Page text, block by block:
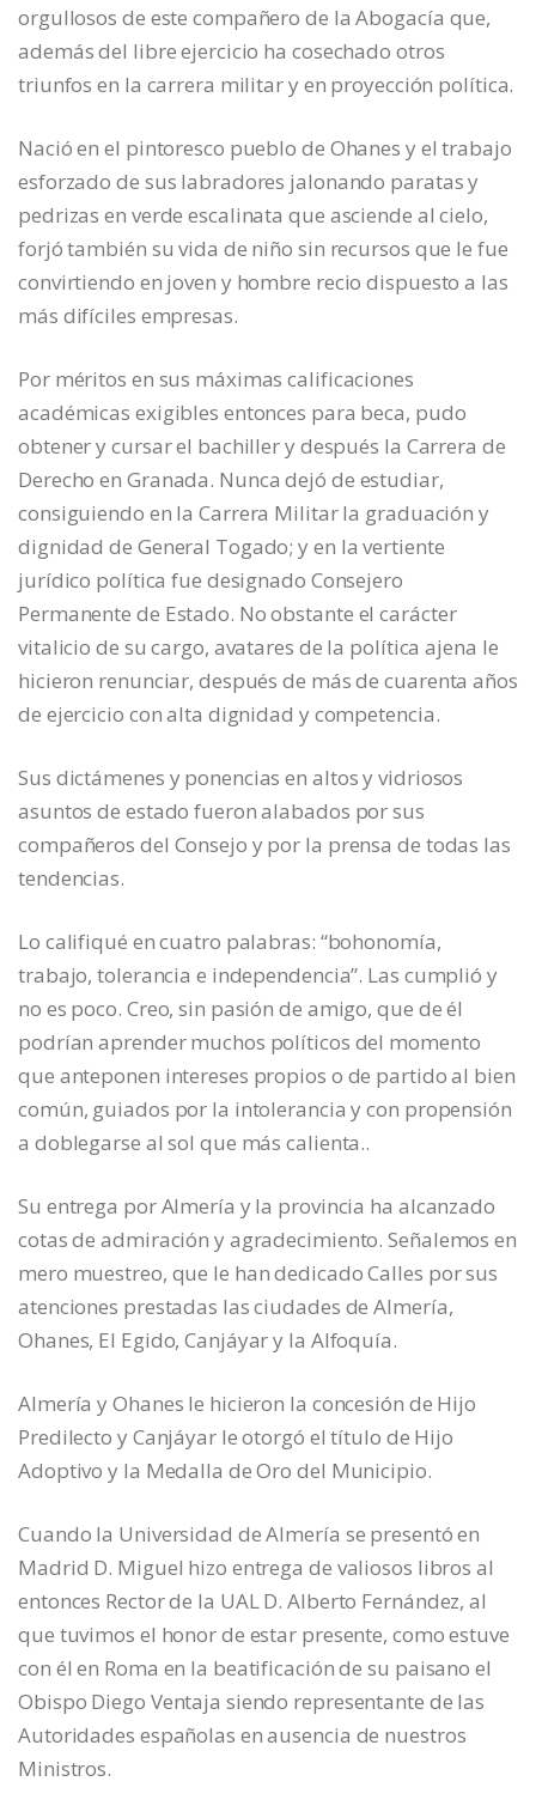
orgullosos de este compañero de la Abogacía que,
además del libre ejercicio ha cosechado otros
triunfos en la carrera militar y en proyección política.
Nació en el pintoresco pueblo de Ohanes y el trabajo
esforzado de sus labradores jalonando paratas y
pedrizas en verde escalinata que asciende al cielo,
forjó también su vida de niño sin recursos que le fue
convirtiendo en joven y hombre recio dispuesto a las
más difíciles empresas.
Por méritos en sus máximas calificaciones
académicas exigibles entonces para beca, pudo
obtener y cursar el bachiller y después la Carrera de
Derecho en Granada. Nunca dejó de estudiar,
consiguiendo en la Carrera Militar la graduación y
dignidad de General Togado; y en la vertiente
jurídico política fue designado Consejero
Permanente de Estado. No obstante el carácter
vitalicio de su cargo, avatares de la política ajena le
hicieron renunciar, después de más de cuarenta años
de ejercicio con alta dignidad y competencia.
Sus dictámenes y ponencias en altos y vidriosos
asuntos de estado fueron alabados por sus
compañeros del Consejo y por la prensa de todas las
tendencias.
Lo califiqué en cuatro palabras: “bohonomía,
trabajo, tolerancia e independencia”. Las cumplió y
no es poco. Creo, sin pasión de amigo, que de él
podrían aprender muchos políticos del momento
que anteponen intereses propios o de partido al bien
común, guiados por la intolerancia y con propensión
a doblegarse al sol que más calienta..
Su entrega por Almería y la provincia ha alcanzado
cotas de admiración y agradecimiento. Señalemos en
mero muestreo, que le han dedicado Calles por sus
atenciones prestadas las ciudades de Almería,
Ohanes, El Egido, Canjáyar y la Alfoquía.
Almería y Ohanes le hicieron la concesión de Hijo
Predilecto y Canjáyar le otorgó el título de Hijo
Adoptivo y la Medalla de Oro del Municipio.
Cuando la Universidad de Almería se presentó en
Madrid D. Miguel hizo entrega de valiosos libros al
entonces Rector de la UAL D. Alberto Fernández, al
que tuvimos el honor de estar presente, como estuve
con él en Roma en la beatificación de su paisano el
Obispo Diego Ventaja siendo representante de las
Autoridades españolas en ausencia de nuestros
Ministros.